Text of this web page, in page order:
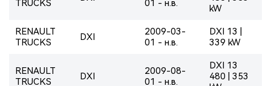
TRUCKS
01 - н.в.
kW
RENAULT
TRUCKS
DXI
2009-03-
01 - н.в.
DXI 13 |
339 kW
RENAULT
TRUCKS
DXI
2009-08-
01 - н.в.
DXI 13
480 | 353